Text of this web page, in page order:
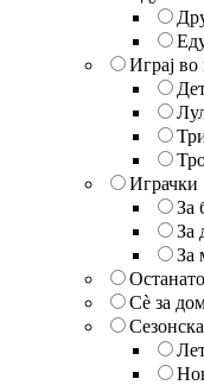
Играј во
Играчки
За
За
За
Останато
Сè за